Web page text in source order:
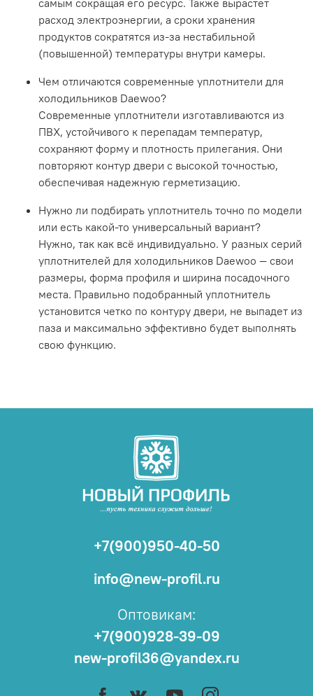
расход электроэнергии, а сроки хранения
продуктов сократятся из-за нестабильной
(повышенной) температуры внутри камеры.
Чем отличаются современные уплотнители для
холодильников Daewoo?
Современные уплотнители изготавливаются из
ПВХ, устойчивого к перепадам температур,
сохраняют форму и плотность прилегания. Они
повторяют контур двери с высокой точностью,
обеспечивая надежную герметизацию.
Нужно ли подбирать уплотнитель точно по модели
или есть какой-то универсальный вариант?
Нужно, так как всё индивидуально. У разных серий
уплотнителей для холодильников Daewoo — свои
размеры, форма профиля и ширина посадочного
места. Правильно подобранный уплотнитель
установится четко по контуру двери, не выпадет из
паза и максимально эффективно будет выполнять
свою функцию.
+7(900)950-40-50
info@new-profil.ru
Оптовикам:
+7(900)928-39-09
new-profil36@yandex.ru